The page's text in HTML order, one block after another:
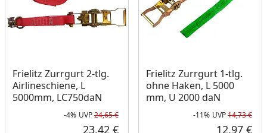
Frielitz Zurrgurt 2-tlg.
Airlineschiene, L
5000mm, LC750daN
Rabatt in Prozent
-4%
Ursprünglicher Preis
UVP24,65 €
23,42 €
Frielitz Zurrgurt 1-tlg.
ohne Haken, L 5000
mm, U 2000 daN
-11% UVP14,73 €
12,97 €